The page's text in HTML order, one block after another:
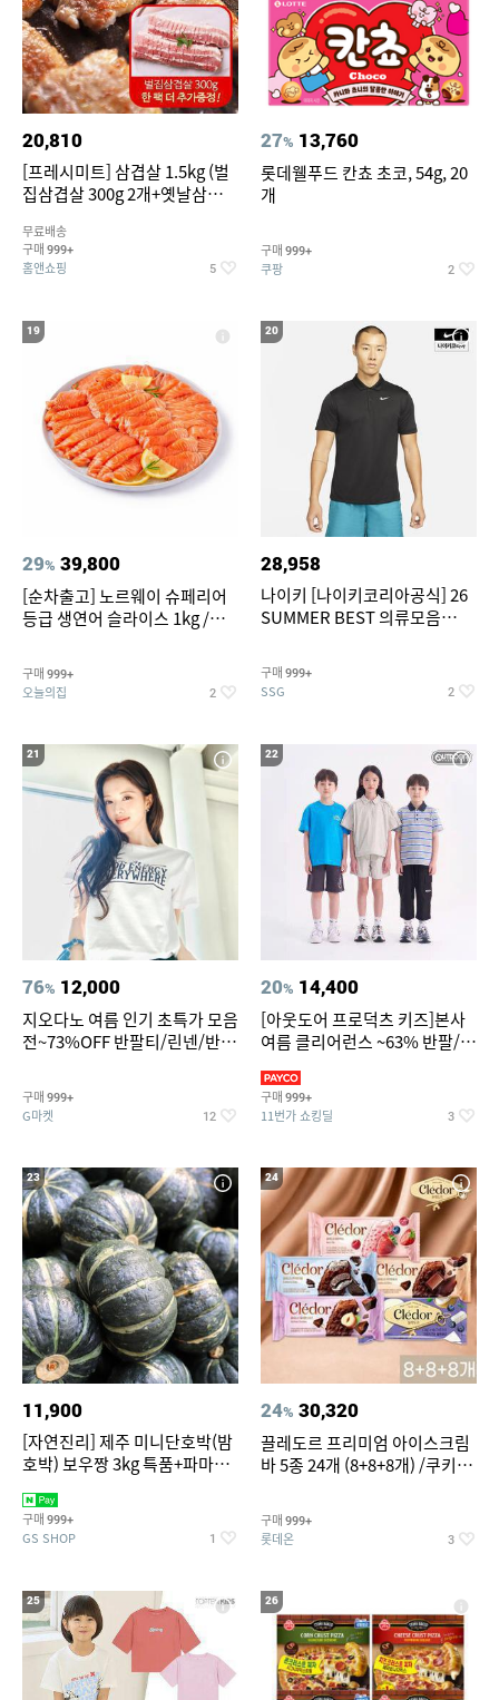
20,810
[프레시미트] 삼겹살 1.5kg (벌
집삼겹살 300g 2개+옛날삼겹살
팩 추가증정)
무료배송
구매 999+
홈앤쇼핑 5
27% 13,760
롯데웰푸드 칸쵸 초코, 54g, 20
개
구매 999+
쿠팡 2
19
29% 39,800
[순차출고] 노르웨이 슈페리어
등급 생연어 슬라이스 1kg /
구매 999+
오늘의집 2
20
28,958
나이키 [나이키코리아공식] 26
SUMMER BEST 의류모음
구매 999+
SSG 2
21
76% 12,000
지오다노 여름 인기 초특가 모음
전~73%OFF 반팔티/린넨/반바
구매 999+
G마켓 12
22
20% 14,400
[아웃도어 프로덕츠 키즈]본사
여름 클리어런스 ~63% 반팔/반
구매 999+
11번가 쇼킹딜 3
23
11,900
[자연진리] 제주 미니단호박(밤
호박) 보우짱 3kg 특품+파마산
구매 999+
GS SHOP 1
24
24% 30,320
끌레도르 프리미엄 아이스크림
바 5종 24개 (8+8+8개) /쿠키앤
구매 999+
롯데온 3
25 26